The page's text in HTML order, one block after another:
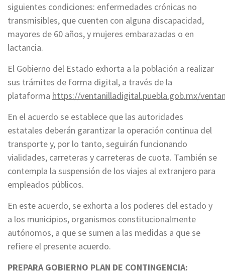
siguientes condiciones: enfermedades crónicas no
transmisibles, que cuenten con alguna discapacidad,
mayores de 60 años, y mujeres embarazadas o en
lactancia.
El Gobierno del Estado exhorta a la población a realizar
sus trámites de forma digital, a través de la
plataforma https://ventanilladigital.puebla.gob.mx/
En el acuerdo se establece que las autoridades
estatales deberán garantizar la operación continua del
transporte y, por lo tanto, seguirán funcionando
vialidades, carreteras y carreteras de cuota. También se
contempla la suspensión de los viajes al extranjero para
empleados públicos.
En este acuerdo, se exhorta a los poderes del estado y
a los municipios, organismos constitucionalmente
autónomos, a que se sumen a las medidas a que se
refiere el presente acuerdo.
PREPARA GOBIERNO PLAN DE CONTINGENCIA: